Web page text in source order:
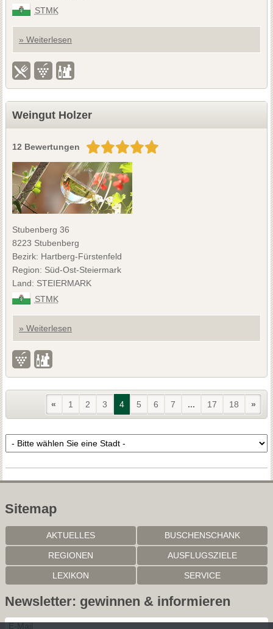
STMK
» Weiterlesen
Weingut Holzer
12 Bewertungen
Stubenberg 36
8223 Stubenberg
Bezirk: Hartberg-Fürstenfeld
Region: Süd-Ost-Steiermark
Land: STEIERMARK
STMK
» Weiterlesen
« 1 2 3 4 5 6 7 ... 17 18 »
Sitemap
AKTUELLES BUSCHENSCHANK
REGIONEN AUSFLUGSZIELE
LEXIKON SERVICE
Newsletter: gewinnen & informieren